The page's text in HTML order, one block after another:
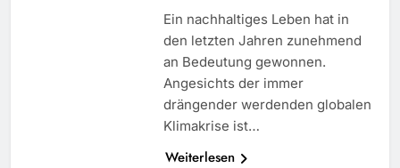
Ein nachhaltiges Leben hat in
den letzten Jahren zunehmend
an Bedeutung gewonnen.
Angesichts der immer
drängender werdenden globalen
Klimakrise ist…
Weiterlesen